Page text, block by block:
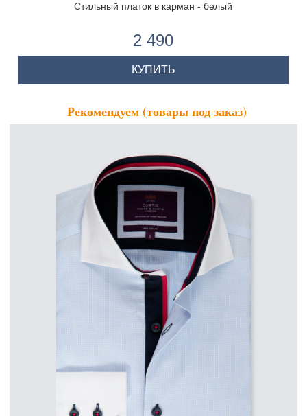
Стильный платок в карман - белый
2 490
КУПИТЬ
Рекомендуем (товары под заказ)